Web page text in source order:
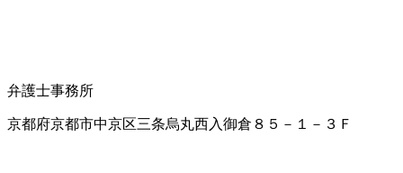
弁護士事務所
京都府京都市中京区三条烏丸西入御倉８５－１－３Ｆ